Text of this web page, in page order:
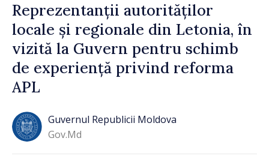
Reprezentanții autorităților
locale și regionale din Letonia, în
vizită la Guvern pentru schimb
de experiență privind reforma
APL
Guvernul Republicii Moldova
Gov.md